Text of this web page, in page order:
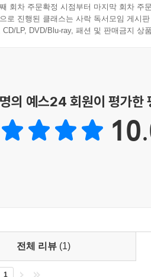
회차 주문확정 시점부터 마지막 회차 주
로 진행된 클래스는 사락 독서모임 게시
CD/LP, DVD/Blu-ray, 패션 및 판매금지 상
명의 예스24 회원이 평가한
전체 리뷰 (1)
1